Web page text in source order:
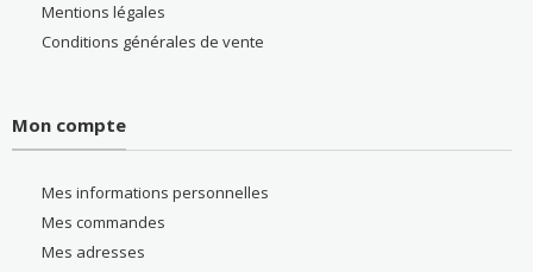
Mentions légales
Conditions générales de vente
Mon compte
Mes informations personnelles
Mes commandes
Mes adresses